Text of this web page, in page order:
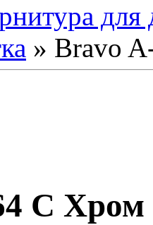
для
» Bravo
C Хром